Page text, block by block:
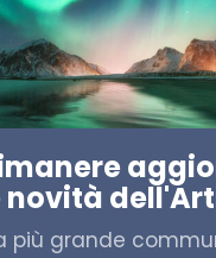
novità
più grande